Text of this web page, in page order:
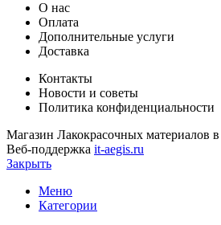
О нас
Оплата
Дополнительные услуги
Доставка
Контакты
Новости и советы
Политика конфиденциальности
Магазин Лакокрасочных материалов в
Веб-поддержка it-aegis.ru
Закрыть
Меню
Категории